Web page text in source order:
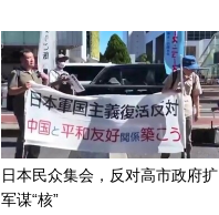
日本民众集会，反对高市政府扩
军谋“核”